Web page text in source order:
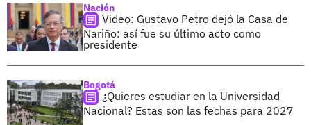
Nación
Video: Gustavo Petro dejó la Casa de
Nariño: así fue su último acto como
presidente
Bogotá
¿Quieres estudiar en la Universidad
Nacional? Estas son las fechas para 2027